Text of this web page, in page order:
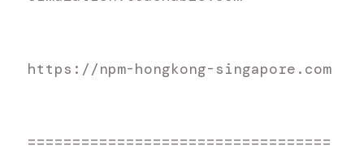
https://npm-hongkong-singapore.com
==================================